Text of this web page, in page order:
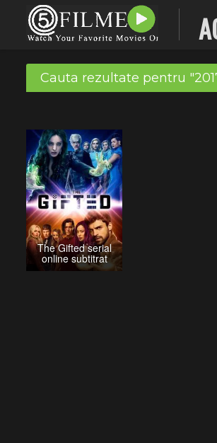
Cauta rezultate pentru
The Gifted serial
online subtitrat